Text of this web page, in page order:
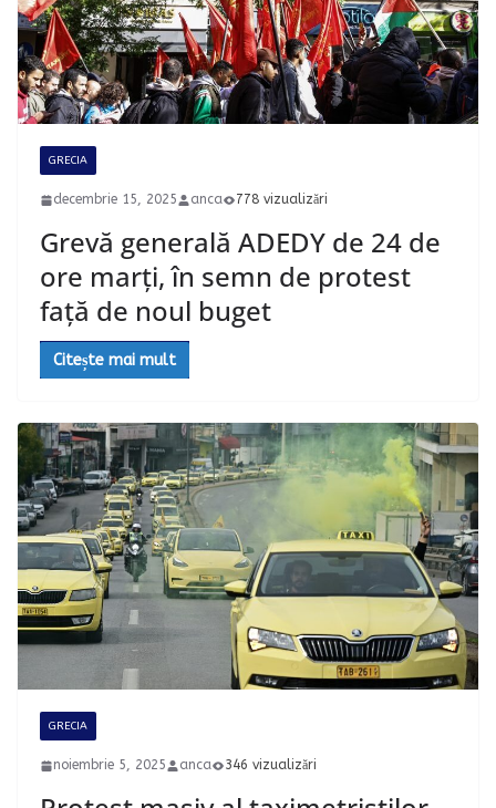
GRECIA
decembrie 15, 2025 anca 778 vizualizări
Grevă generală ADEDY de 24 de
ore marți, în semn de protest
față de noul buget
Citește mai mult
GRECIA
noiembrie 5, 2025 anca 346 vizualizări